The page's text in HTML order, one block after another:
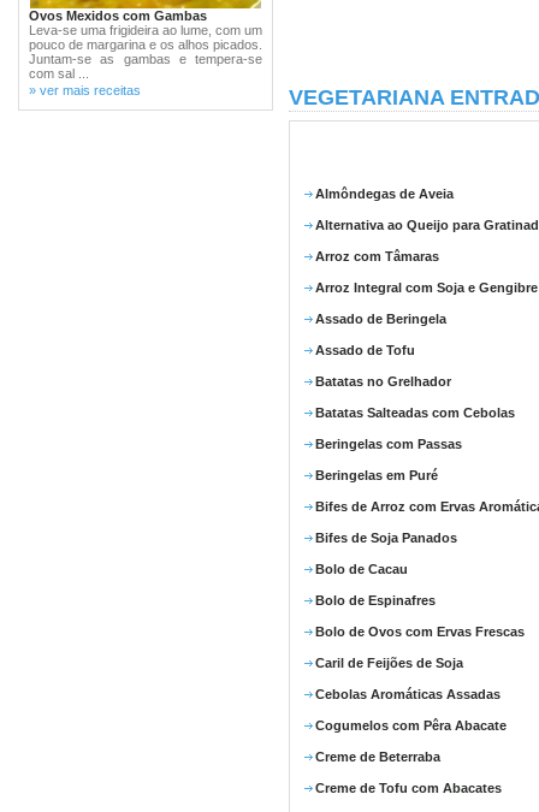
Ovos Mexidos com Gambas
Leva-se uma frigideira ao lume, com um
pouco de margarina e os alhos picados.
Juntam-se as gambas e tempera-se
com sal ...
» ver mais receitas
VEGETARIANA
Almôndegas de Aveia
Alternativa ao Queijo para
Arroz com Tâmaras
Arroz Integral com Soja e Gengibre
Assado de Beringela
Assado de Tofu
Batatas no Grelhador
Batatas Salteadas com Cebolas
Beringelas com Passas
Beringelas em Puré
Bifes de Arroz com Ervas
Bifes de Soja Panados
Bolo de Cacau
Bolo de Espinafres
Bolo de Ovos com Ervas Frescas
Caril de Feijões de Soja
Cebolas Aromáticas Assadas
Cogumelos com Pêra Abacate
Creme de Beterraba
Creme de Tofu com Abacates